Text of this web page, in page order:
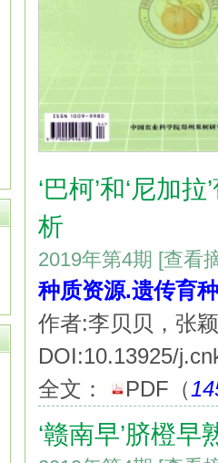
‘巴柯’和‘尼加
析
2019年第4期 [查看
种质资源.遗传育
作者:李贝贝，张
DOI:10.13925/
全文：
PDF （
‘赣南早’脐橙